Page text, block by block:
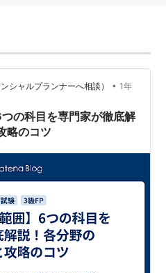
シャルプランナーへ相談） • 1年
つの科目を専門家が徹底解
略のコツ